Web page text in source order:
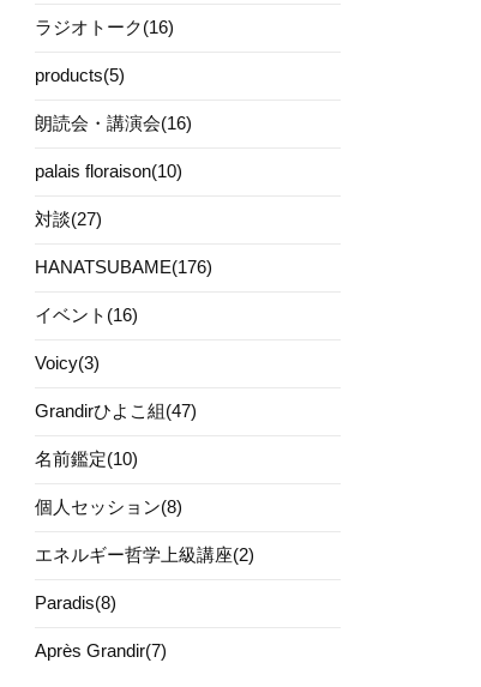
ラジオトーク(16)
products(5)
朗読会・講演会(16)
palais floraison(10)
対談(27)
HANATSUBAME(176)
イベント(16)
Voicy(3)
Grandirひよこ組(47)
名前鑑定(10)
個人セッション(8)
エネルギー哲学上級講座(2)
Paradis(8)
Après Grandir(7)